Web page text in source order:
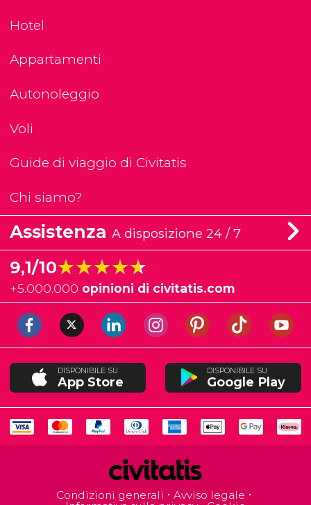
Hotel
Appartamenti
Autonoleggio
Voli
Guide di viaggio di Civitatis
Chi siamo?
Assistenza A disposizione 24 / 7
9,1/10★★★★★
★★★★★
+5.000.000 opinioni di civitatis.com
DISPONIBILE SU
App Store
DISPONIBILE SU
Google Play
Condizioni generali
Avviso legale